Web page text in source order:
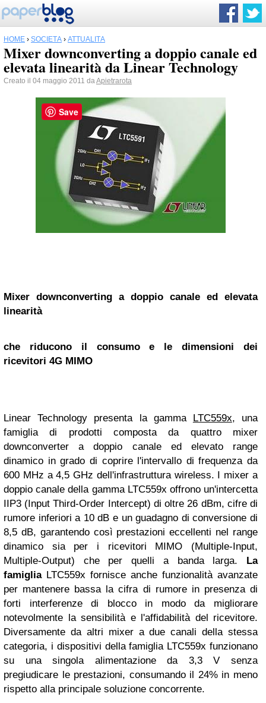
HOME › SOCIETÀ › ATTUALITÀ
Mixer downconverting a doppio canale ed
elevata linearità da Linear Technology
Creato il 04 maggio 2011 daApietrarota
Mixer downconverting a doppio canale ed elevata
linearità
che riducono il consumo e le dimensioni dei
ricevitori 4G MIMO
Linear Technology presenta la gamma LTC559x, una
famiglia di prodotti composta da quattro mixer
downconverter a doppio canale ed elevato range
dinamico in grado di coprire l'intervallo di frequenza da
600 MHz a 4,5 GHz dell'infrastruttura wireless. I mixer a
doppio canale della gamma LTC559x offrono un'intercetta
IIP3 (Input Third-Order Intercept) di oltre 26 dBm, cifre di
rumore inferiori a 10 dB e un guadagno di conversione di
8,5 dB, garantendo così prestazioni eccellenti nel range
dinamico sia per i ricevitori MIMO (Multiple-Input,
Multiple-Output) che per quelli a banda larga. La
famigliaLTC559x fornisce anche funzionalità avanzate
per mantenere bassa la cifra di rumore in presenza di
forti interferenze di blocco in modo da migliorare
notevolmente la sensibilità e l'affidabilità del ricevitore.
Diversamente da altri mixer a due canali della stessa
categoria, i dispositivi della famiglia LTC559x funzionano
su una singola alimentazione da 3,3 V senza
pregiudicare le prestazioni, consumando il 24% in meno
rispetto alla principale soluzione concorrente.
Save